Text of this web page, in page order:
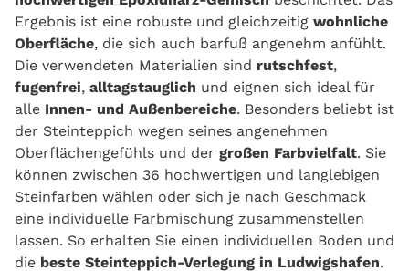
Ergebnis ist eine robuste und gleichzeitig wohnliche
Oberfläche, die sich auch barfuß angenehm anfühlt.
Die verwendeten Materialien sind rutschfest,
fugenfrei, alltagstauglich und eignen sich ideal für
alle Innen- und Außenbereiche. Besonders beliebt ist
der Steinteppich wegen seines angenehmen
Oberflächengefühls und der großen Farbvielfalt. Sie
können zwischen 36 hochwertigen und langlebigen
Steinfarben wählen oder sich je nach Geschmack
eine individuelle Farbmischung zusammenstellen
lassen. So erhalten Sie einen individuellen Boden und
die beste Steinteppich-Verlegung in Ludwigshafen.